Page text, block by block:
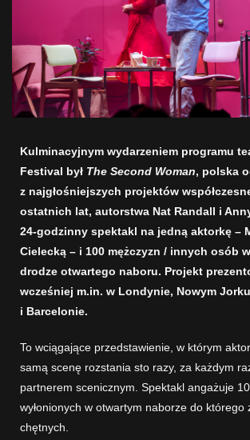
Kulminacyjnym wydarzeniem programu
Festival był The Second Woman, polska
z najgłośniejszych projektów
ostatnich lat, autorstwa Nat Randall i
24-godzinny spektakl na jedną aktorkę –
Cielecką – i 100 mężczyzn / innych osób
drodze otwartego naboru. Projekt
wcześniej m.in. w Londynie, Nowym
i Barcelonie.
To wciągające przedstawienie, w którym
samą scenę rozstania sto razy, za każdym
partnerem scenicznym. Spektakl angażuje
wyłonionych w otwartym naborze do którego
chętnych.